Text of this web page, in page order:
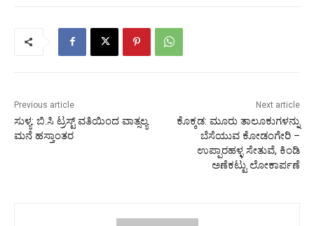
Previous article
ಸುಳ್ಯ: ಬಿ.ಸಿ ಟ್ರಸ್ಟ್ ವತಿಯಿಂದ ವಾತ್ಸಲ್ಯ
ಮನೆ ಹಸ್ತಾಂತರ
Next article
ಕೊಕ್ಕಡ: ಮೂರು ತಾಲೂಕುಗಳನ್ನು
ಬೆಸೆಯುವ ಕೋಡಂಗೇರಿ –
ಉಪ್ಪಾರಹಳ್ಳ ಸೇತುವೆ, ಕಿಂಡಿ
ಅಣೆಕಟ್ಟು ಲೋಕಾರ್ಪಣೆ